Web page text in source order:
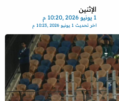
الإثنين
1 يونيو 2026 ,10:20 م
اخر تحديث 1 يونيو 2026 ,10:23 م